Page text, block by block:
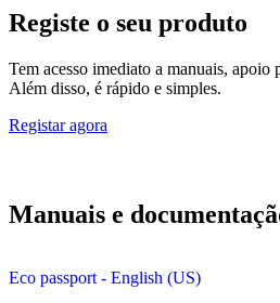
Registe o seu produto
Tem acesso imediato a manuais, apoio
Além disso, é rápido e simples.
Registar agora
Manuais e
Eco passport - English (US)